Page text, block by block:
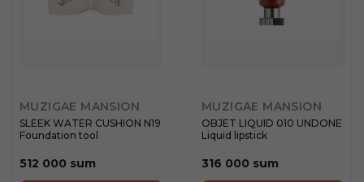
MUZIGAE MANSION
SLEEK WATER CUSHION N19
Foundation tool
512 000 sum
MUZIGAE MANSION
OBJET LIQUID 010 UNDONE
Liquid lipstick
316 000 sum